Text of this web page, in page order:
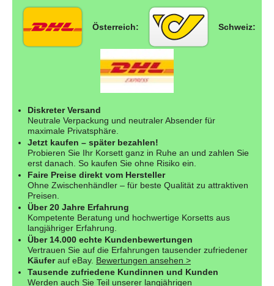
Österreich: Schweiz:
Diskreter Versand
Neutrale Verpackung und neutraler Absender für
maximale Privatsphäre.
Jetzt kaufen – später bezahlen!
Probieren Sie Ihr Korsett ganz in Ruhe an und zahlen Sie
erst danach. So kaufen Sie ohne Risiko ein.
Faire Preise direkt vom Hersteller
Ohne Zwischenhändler – für beste Qualität zu attraktiven
Preisen.
Über 20 Jahre Erfahrung
Kompetente Beratung und hochwertige Korsetts aus
langjähriger Erfahrung.
Über 14.000 echte Kundenbewertungen
Vertrauen Sie auf die Erfahrungen tausender zufriedener
Käuferauf eBay. Bewertungen ansehen >
Tausende zufriedene Kundinnen und Kunden
Werden auch Sie Teil unserer langjährigen